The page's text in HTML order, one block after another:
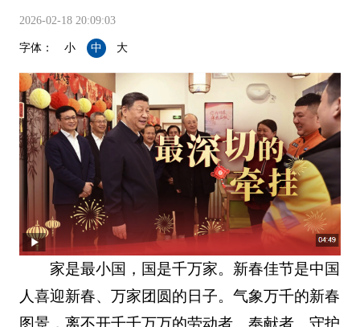
2026-02-18 20:09:03
字体： 小 中 大
家是最小国，国是千万家。新春佳节是中国
人喜迎新春、万家团圆的日子。气象万千的新春
图景，离不开千千万万的劳动者、奉献者、守护